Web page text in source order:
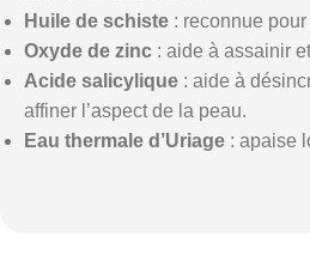
Huile de schiste : reconnue
Oxyde de zinc : aide à assainir
Acide salicylique : aide à
affiner l’aspect de la peau.
Eau thermale d’Uriage : apaise